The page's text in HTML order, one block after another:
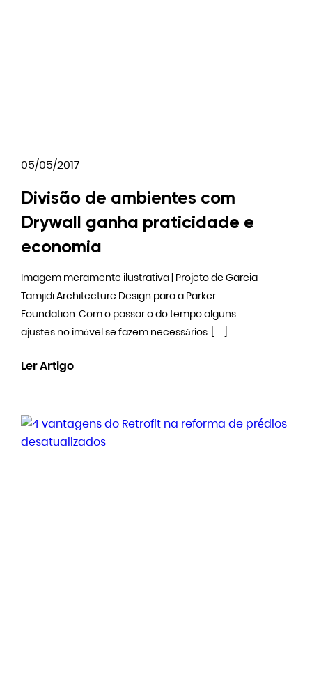
05/05/2017
Divisão de ambientes com
Drywall ganha praticidade e
economia
Imagem meramente ilustrativa | Projeto de Garcia
Tamjidi Architecture Design para a Parker
Foundation. Com o passar o do tempo alguns
ajustes no imóvel se fazem necessários. […]
Ler Artigo